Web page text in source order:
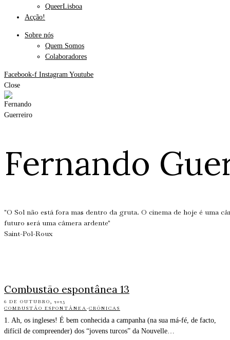
QueerLisboa
Acção!
Sobre nós
Quem Somos
Colaboradores
Facebook-f Instagram Youtube
Close
Fernando
"O Sol não está fora mas dentro da gruta. O cinema de hoje é uma
futuro será uma câmera ardente"
Saint-Pol-Roux
Combustão espontânea 13
6 DE OUTUBRO, 2025
COMBUSTÃO ESPONTÂNEA·CRÓNICAS
1. Ah, os ingleses! É bem conhecida a campanha (na sua má-fé, de facto,
difícil de compreender) dos “jovens turcos” da Nouvelle…